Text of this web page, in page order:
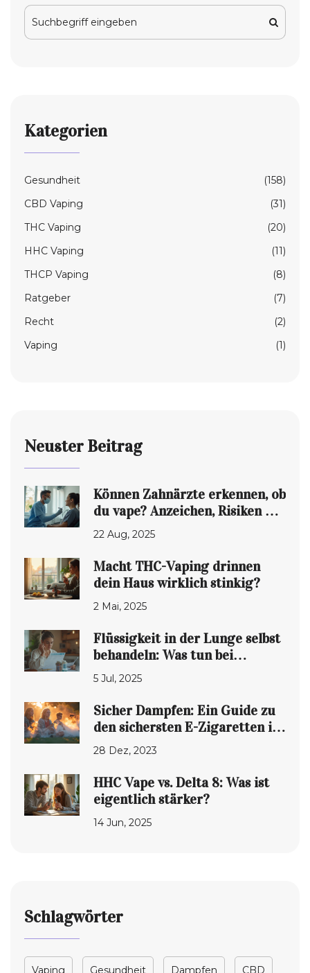
Kategorien
Gesundheit
(158)
CBD Vaping
(31)
THC Vaping
(20)
HHC Vaping
(11)
THCP Vaping
(8)
Ratgeber
(7)
Recht
(2)
Vaping
(1)
Neuster Beitrag
Können Zahnärzte erkennen, ob
du vape? Anzeichen, Risiken &
Tipps 2025
22 Aug, 2025
Macht THC-Vaping drinnen
dein Haus wirklich stinkig?
2 Mai, 2025
Flüssigkeit in der Lunge selbst
behandeln: Was tun bei
Wassereinlagerungen in der
Lunge?
5 Jul, 2025
Sicher Dampfen: Ein Guide zu
den sichersten E-Zigaretten im
Jahr 2024
28 Dez, 2023
HHC Vape vs. Delta 8: Was ist
eigentlich stärker?
14 Jun, 2025
Schlagwörter
Vaping Gesundheit Dampfen CBD